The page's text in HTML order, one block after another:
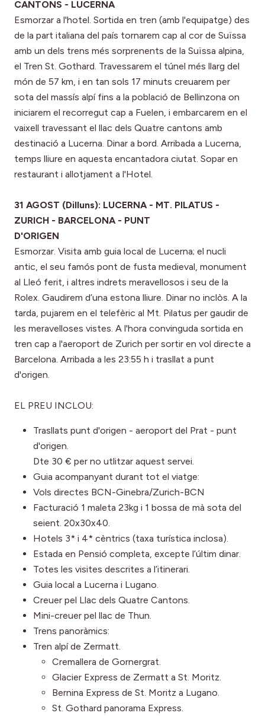
CANTONS - LUCERNA
Esmorzar a l'hotel. Sortida en tren (amb l'equipatge) des
de la part italiana del país tornarem cap al cor de Suïssa
amb un dels trens més sorprenents de la Suïssa alpina,
el Tren St. Gothard. Travessarem el túnel més llarg del
món de 57 km, i en tan sols 17 minuts creuarem per
sota del massís alpí fins a la població de Bellinzona on
iniciarem el recorregut cap a Fuelen, i embarcarem en el
vaixell travessant el llac dels Quatre cantons amb
destinació a Lucerna. Dinar a bord. Arribada a Lucerna,
temps lliure en aquesta encantadora ciutat. Sopar en
restaurant i allotjament a l'Hotel.
31 AGOST (Dilluns): LUCERNA - MT. PILATUS -
ZURICH - BARCELONA - PUNT
D'ORIGEN
Esmorzar. Visita amb guia local de Lucerna; el nucli
antic, el seu famós pont de fusta medieval, monument
al Lleó ferit, i altres indrets meravellosos i seu de la
Rolex. Gaudirem d’una estona lliure. Dinar no inclòs. A la
tarda, pujarem en el telefèric al Mt. Pilatus per gaudir de
les meravelloses vistes. A l'hora convinguda sortida en
tren cap a l'aeroport de Zurich per sortir en vol directe a
Barcelona. Arribada a les 23:55 h i trasllat a punt
d'origen.
EL PREU INCLOU:
Trasllats punt d'origen - aeroport del Prat - punt
d'origen.
Dte 30 € per no utlitzar aquest servei.
Guia acompanyant durant tot el viatge:
Vols directes BCN-Ginebra/Zurich-BCN
Facturació 1 maleta 23kg i 1 bossa de mà sota del
seient. 20x30x40.
Hotels 3* i 4* cèntrics (taxa turística inclosa).
Estada en Pensió completa, excepte l’últim dinar.
Totes les visites descrites a l’itinerari.
Guia local a Lucerna i Lugano.
Creuer pel Llac dels Quatre Cantons.
Mini-creuer pel llac de Thun.
Trens panoràmics:
Tren alpí de Zermatt.
Cremallera de Gornergrat.
Glacier Express de Zermatt a St. Moritz.
Bernina Express de St. Moritz a Lugano.
St. Gothard panorama Express.